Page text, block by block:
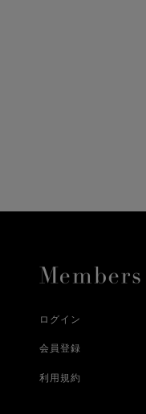
済（前払い）、
配送いたします。
詳しくはこちら
ログイン
会員登録
利用規約